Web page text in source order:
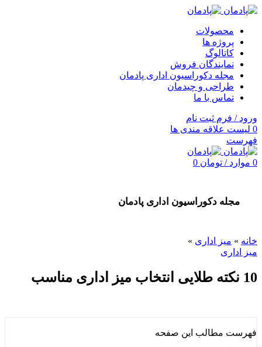
محصولات
پروژه ها
کاتالوگ
نمایندگان فروش
مجله دکوراسیون اداری پادمان
طراحی و چیدمان
تماس با ما
ورود / فرم ثبت نام
0 لیست علاقه مندی ها
فهرست
0 موارد / تومان
مجله دکوراسیون اداری پادمان
خانه » میز اداری »
میز اداری
10 نکته طلایی انتخاب میز اداری مناسب
فهرست مطالب این صفحه